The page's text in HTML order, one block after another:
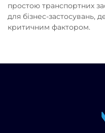
простою транспортних
для бізнес-застосувань,
критичним фактором.